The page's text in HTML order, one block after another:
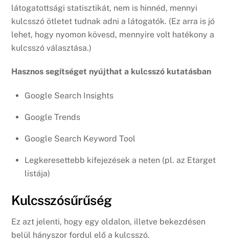
látogatottsági statisztikát, nem is hinnéd, mennyi
kulcsszó ötletet tudnak adni a látogatók. (Ez arra is jó
lehet, hogy nyomon kövesd, mennyire volt hatékony a
kulcsszó választása.)
Hasznos segítséget nyújthat a kulcsszó kutatásban
Google Search Insights
Google Trends
Google Search Keyword Tool
Legkeresettebb kifejezések a neten (pl. az Etarget
listája)
Kulcsszósűrűség
Ez azt jelenti, hogy egy oldalon, illetve bekezdésen
belül hányszor fordul elő a kulcsszó.